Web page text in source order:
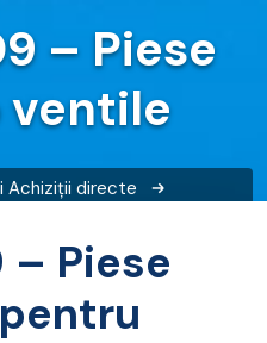
– Piese
Achiziții directe
– Piese